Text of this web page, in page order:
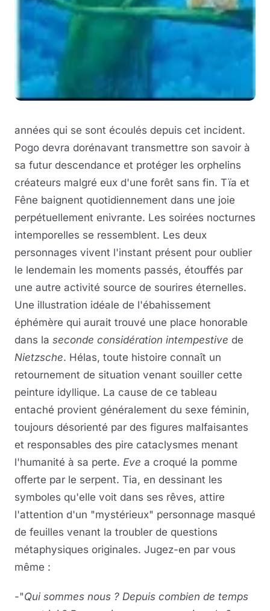
années qui se sont écoulés depuis cet incident.
Pogo devra dorénavant transmettre son savoir à
sa futur descendance et protéger les orphelins
créateurs malgré eux d'une forêt sans fin. Tïa et
Fêne baignent quotidiennement dans une joie
perpétuellement enivrante. Les soirées nocturnes
intemporelles se ressemblent. Les deux
personnages vivent l'instant présent pour oublier
le lendemain les moments passés, étouffés par
une autre activité source de sourires éternelles.
Une illustration idéale de l'ébahissement
éphémère qui aurait trouvé une place honorable
dans la seconde considération intempestive de
Nietzsche. Hélas, toute histoire connaît un
retournement de situation venant souiller cette
peinture idyllique. La cause de ce tableau
entaché provient généralement du sexe féminin,
toujours désorienté par des figures malfaisantes
et responsables des pire cataclysmes menant
l'humanité à sa perte. Eve a croqué la pomme
offerte par le serpent. Tia, en dessinant les
symboles qu'elle voit dans ses rêves, attire
l'attention d'un "mystérieux" personnage masqué
de feuilles venant la troubler de questions
métaphysiques originales. Jugez-en par vous
même :
-"Qui sommes nous ? Depuis combien de temps